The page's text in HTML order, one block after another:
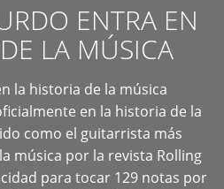
ENTRA EN
LA MÚSICA
la historia de la música
en la historia de la
como el guitarrista más
música por la revista Rolling
para tocar 129 notas por
+